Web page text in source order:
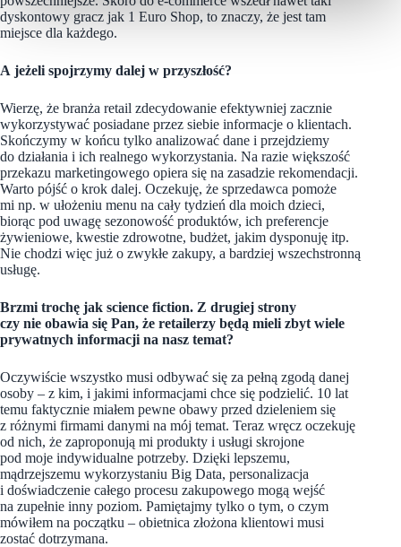
dyskontowy gracz jak 1 Euro Shop, to znaczy, że jest tam
miejsce dla każdego.
A jeżeli spojrzymy dalej w przyszłość?
Wierzę, że branża retail zdecydowanie efektywniej zacznie
wykorzystywać posiadane przez siebie informacje o klientach.
Skończymy w końcu tylko analizować dane i przejdziemy
do działania i ich realnego wykorzystania. Na razie większość
przekazu marketingowego opiera się na zasadzie rekomendacji.
Warto pójść o krok dalej. Oczekuję, że sprzedawca pomoże
mi np. w ułożeniu menu na cały tydzień dla moich dzieci,
biorąc pod uwagę sezonowość produktów, ich preferencje
żywieniowe, kwestie zdrowotne, budżet, jakim dysponuję itp.
Nie chodzi więc już o zwykłe zakupy, a bardziej wszechstronną
usługę.
Brzmi trochę jak science fiction. Z drugiej strony
czy nie obawia się Pan, że retailerzy będą mieli zbyt wiele
prywatnych informacji na nasz temat?
Oczywiście wszystko musi odbywać się za pełną zgodą danej
osoby – z kim, i jakimi informacjami chce się podzielić. 10 lat
temu faktycznie miałem pewne obawy przed dzieleniem się
z różnymi firmami danymi na mój temat. Teraz wręcz oczekuję
od nich, że zaproponują mi produkty i usługi skrojone
pod moje indywidualne potrzeby. Dzięki lepszemu,
mądrzejszemu wykorzystaniu Big Data, personalizacja
i doświadczenie całego procesu zakupowego mogą wejść
na zupełnie inny poziom. Pamiętajmy tylko o tym, o czym
mówiłem na początku – obietnica złożona klientowi musi
zostać dotrzymana.